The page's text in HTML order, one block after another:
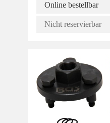
Online bestellbar
Nicht reservierbar